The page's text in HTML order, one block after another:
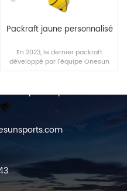
Packraft jaune personnalisé
En 2023, le dernier packraft
développé par l'équipe Onesun
prend en charge la
pour répondre à